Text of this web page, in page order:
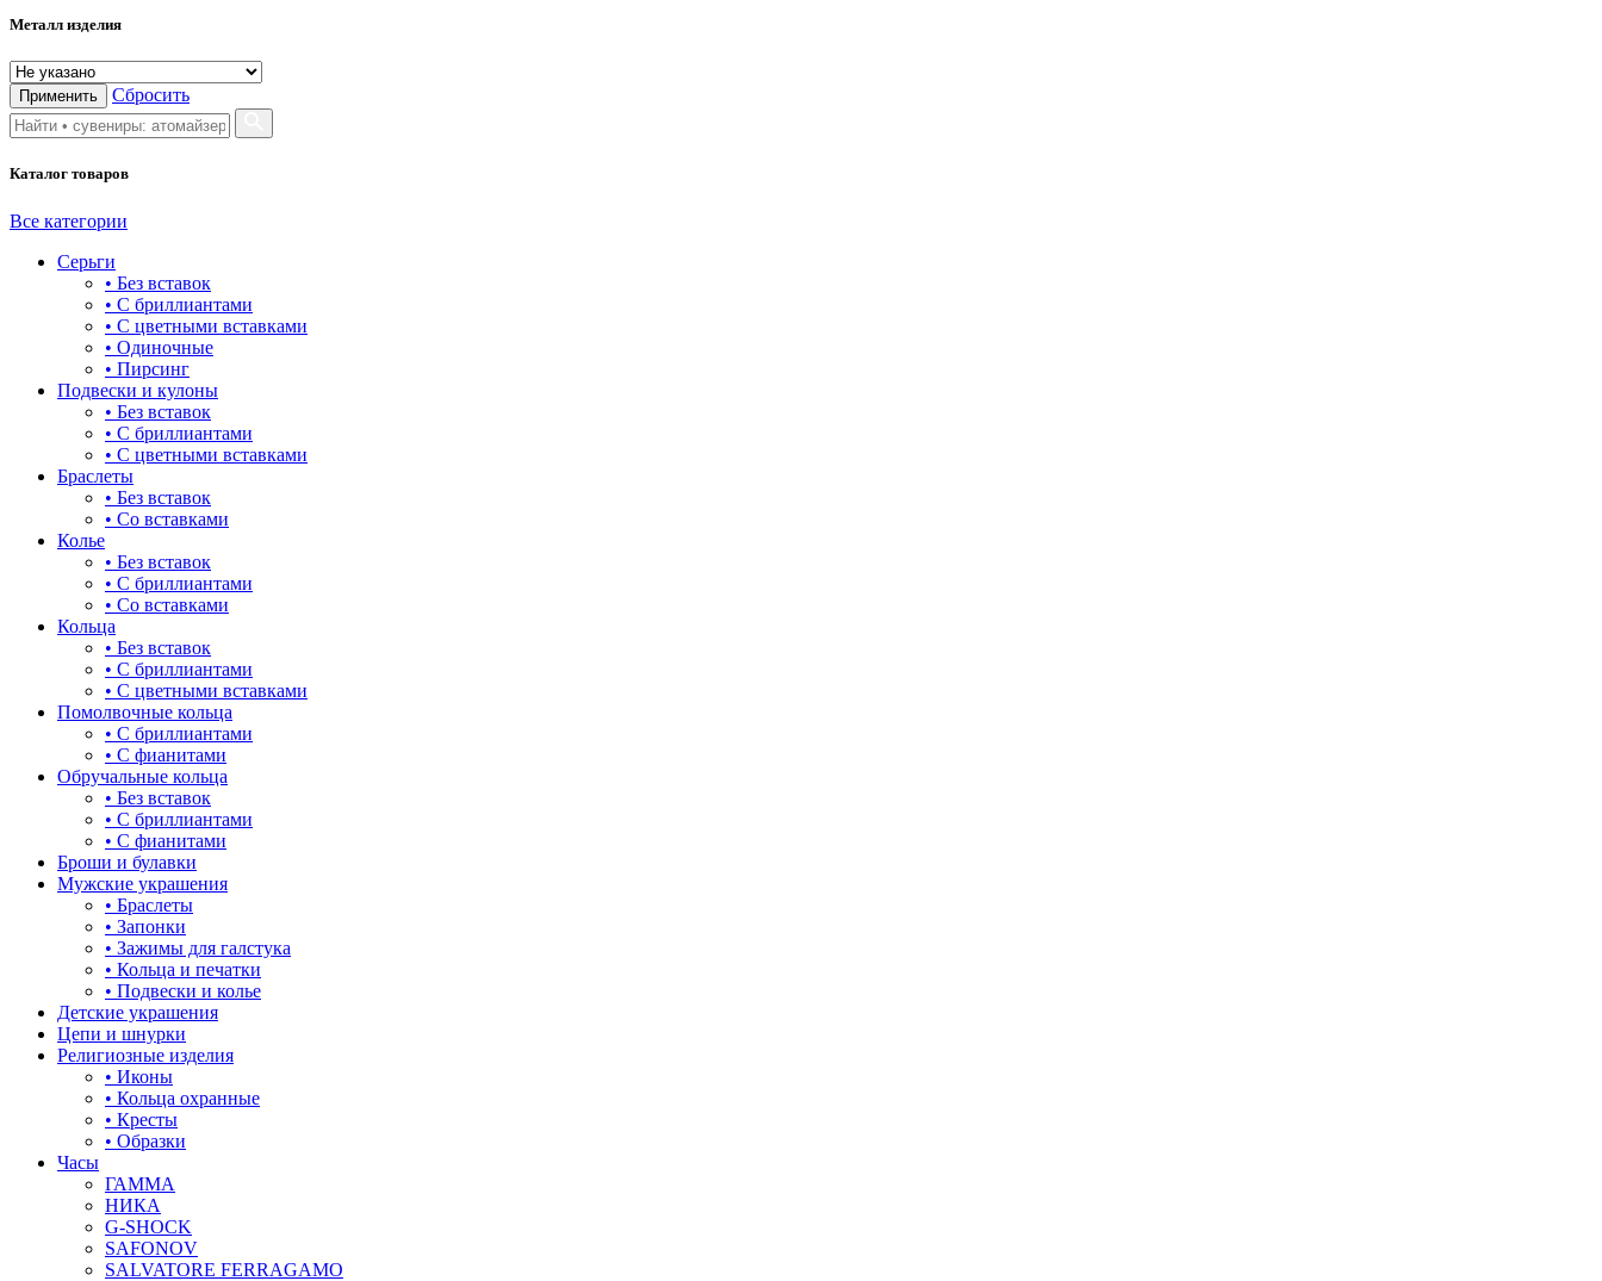
Металл изделия
Применить Сбросить
Каталог товаров
Все категории
Серьги
• Без вставок
• С бриллиантами
• С цветными вставками
• Одиночные
• Пирсинг
Подвески и кулоны
• Без вставок
• С бриллиантами
• С цветными вставками
Браслеты
• Без вставок
• Со вставками
Колье
• Без вставок
• С бриллиантами
• Со вставками
Кольца
• Без вставок
• С бриллиантами
• С цветными вставками
Помолвочные кольца
• С бриллиантами
• С фианитами
Обручальные кольца
• Без вставок
• С бриллиантами
• С фианитами
Броши и булавки
Мужские украшения
• Браслеты
• Запонки
• Зажимы для галстука
• Кольца и печатки
• Подвески и колье
Детские украшения
Цепи и шнурки
Религиозные изделия
• Иконы
• Кольца охранные
• Кресты
• Образки
Часы
ГАММА
НИКА
G-SHOCK
SAFONOV
SALVATORE FERRAGAMO